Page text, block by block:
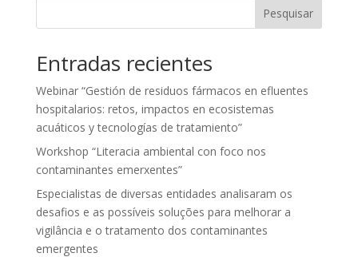
Pesquisar
Entradas recientes
Webinar “Gestión de residuos fármacos en efluentes
hospitalarios: retos, impactos en ecosistemas
acuáticos y tecnologías de tratamiento”
Workshop “Literacia ambiental con foco nos
contaminantes emerxentes”
Especialistas de diversas entidades analisaram os
desafios e as possíveis soluções para melhorar a
vigilância e o tratamento dos contaminantes
emergentes